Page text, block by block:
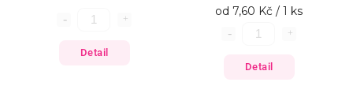
Detail
od 7,60 Kč / 1 ks
Detail